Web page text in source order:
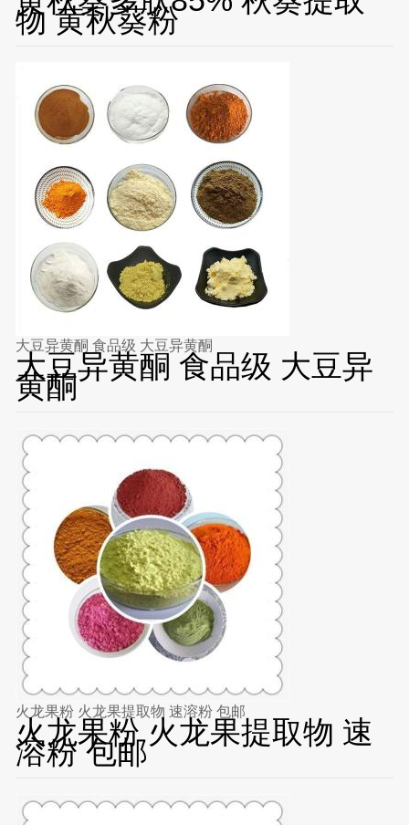
物 黄秋葵粉
大豆异黄酮 食品级 大豆异黄酮
大豆异黄酮 食品级 大豆异
黄酮
火龙果粉 火龙果提取物 速溶粉 包邮
火龙果粉 火龙果提取物 速
溶粉 包邮